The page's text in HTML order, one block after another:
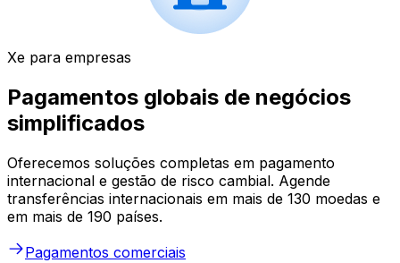
Xe para empresas
Pagamentos globais de negócios
simplificados
Oferecemos soluções completas em pagamento
internacional e gestão de risco cambial. Agende
transferências internacionais em mais de 130 moedas e
em mais de 190 países.
Pagamentos comerciais